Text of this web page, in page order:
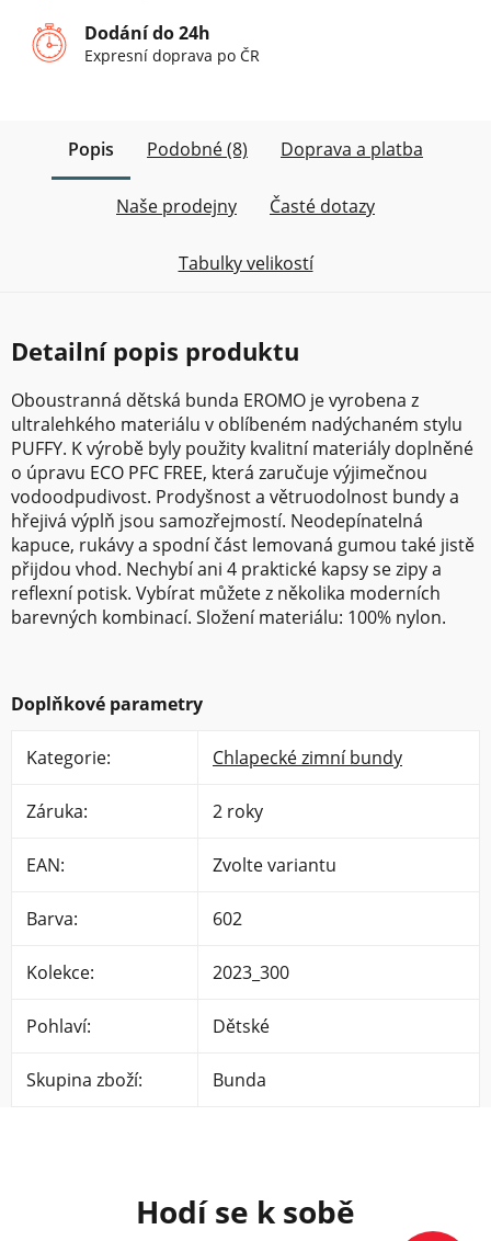
Dodání do 24h
Expresní doprava po ČR
Popis Podobné (8) Doprava a platba
Naše prodejny Časté dotazy
Tabulky velikostí
Detailní popis produktu
Oboustranná dětská bunda EROMO je vyrobena z
ultralehkého materiálu v oblíbeném nadýchaném stylu
PUFFY. K výrobě byly použity kvalitní materiály doplněné
o úpravu ECO PFC FREE, která zaručuje výjimečnou
vodoodpudivost. Prodyšnost a větruodolnost bundy a
hřejivá výplň jsou samozřejmostí. Neodepínatelná
kapuce, rukávy a spodní část lemovaná gumou také jistě
přijdou vhod. Nechybí ani 4 praktické kapsy se zipy a
reflexní potisk. Vybírat můžete z několika moderních
barevných kombinací. Složení materiálu: 100% nylon.
Doplňkové parametry
Kategorie: Chlapecké zimní bundy
Záruka: 2 roky
EAN: Zvolte variantu
Barva: 602
Kolekce: 2023_300
Pohlaví: Dětské
Skupina zboží: Bunda